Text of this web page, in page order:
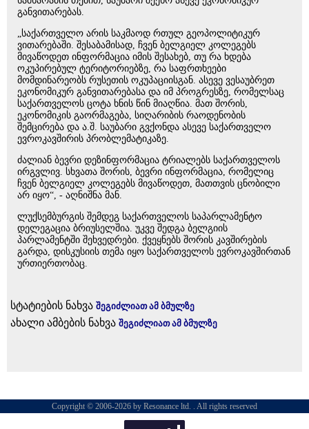
განვითარებას.
„საქართველო არის საკმაოდ რთულ გეოპოლიტიკურ
ვითარებაში. შესაბამისად, ჩვენ ბელგიელ კოლეგებს
მივაწოდეთ ინფორმაცია იმის შესახებ, თუ რა ხდება
ოკუპირებულ ტერიტორიებზე, რა საფრთხეები
მომდინარეობს რუსეთის ოკუპაციისგან. ასევე ვესაუბრეთ
ეკონომიკურ განვითარებასა და იმ პროგრესზე, რომელსაც
საქართველოს ცოტა ხნის წინ მიაღწია. მათ შორის,
ეკონომიკის გაორმაგება, სიღარიბის რაოდენობის
შემცირება და ა.შ. საუბარი გვქონდა ასევე საქართველო
ევროკავშირის პრობლემატიკაზე.
ძალიან ბევრი დეზინფორმაცია ტრიალებს საქართველოს
ირგვლივ. სხვათა შორის, ბევრი ინფორმაცია, რომელიც
ჩვენ ბელგიელ კოლეგებს მივაწოდეთ, მათთვის ცნობილი
არ იყო“, - აღნიშნა მან.
ლუქსემბურგის შემდეგ საქართველოს საპარლამენტო
დელეგაცია ბრიუსელშია. უკვე შედგა ბელგიის
პარლამენტში შეხვედრები. ქვეყნებს შორის კავშირების
გარდა, დისკუსიის თემა იყო საქართველოს ევროკავშირთან
ურთიერთობაც.
სტატიების ნახვა შეგიძლიათ ამ ბმულზე
ახალი ამბების ნახვა შეგიძლიათ ამ ბმულზე
Copyright © 2006-2026 by Resonance ltd. . All rights reserved